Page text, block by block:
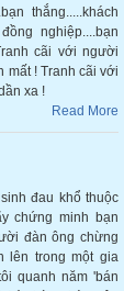
thắng.....khách
nghiệp....bạn
cãi với người
mất ! Tranh cãi với
xa !
Read More
đau khổ thuộc
chứng minh bạn
đàn ông chừng
lên trong một gia
quanh năm 'bán